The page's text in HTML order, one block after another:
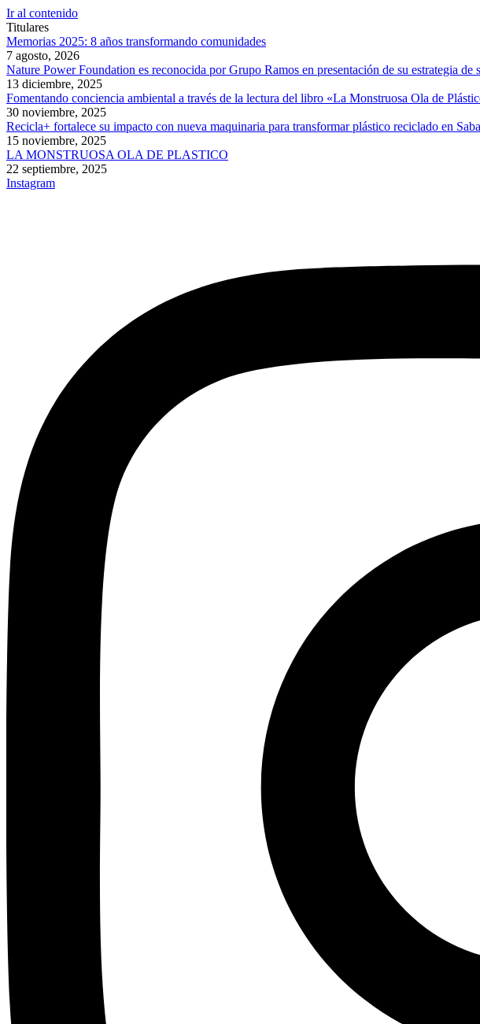
Ir al contenido
Titulares
Memorias 2025: 8 años transformando comunidades
7 agosto, 2026
Nature Power Foundation es reconocida por Grupo Ramos en presentación de su estrategia de
13 diciembre, 2025
Fomentando conciencia ambiental a través de la lectura del libro «La Monstruosa Ola de
30 noviembre, 2025
Recicla+ fortalece su impacto con nueva maquinaria para transformar plástico reciclado en
15 noviembre, 2025
LA MONSTRUOSA OLA DE PLASTICO
22 septiembre, 2025
Instagram